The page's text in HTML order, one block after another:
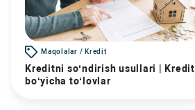
Maqolalar / Kredit
Kreditni so‘ndirish usullari | Kredit
bo‘yicha to‘lovlar